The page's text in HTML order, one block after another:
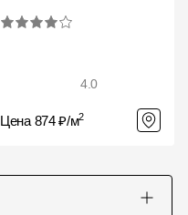
4.0
Цена 874 ₽/м2